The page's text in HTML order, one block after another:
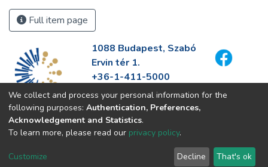
Full item page
1088 Budapest, Szabó
Ervin tér 1.
+36-1-411-5000
info@fszek.hu
https://fszek.hu
We collect and process your personal information for the
following purposes: Authentication, Preferences,
Acknowledgement and Statistics.
To learn more, please read our privacy policy.
Customize Decline That's ok